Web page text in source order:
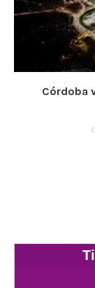
Córdoba